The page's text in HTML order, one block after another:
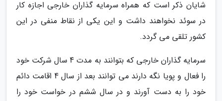
شایان ذکر است که همراه سرمایه گذاران خارجی اجازه کار
در سوئد نخواهند داشت و این یکی از نقاط منفی در این
کشور تلقی می گردد.
سرمایه گذاران خارجی که بتوانند به مدت 4 سال شرکت خود
را فعال و پویا نگه دارند می توانند بعد از سال 4 اقامت دائم
خود را به دست آورند و در سال ششم در خواست خود را